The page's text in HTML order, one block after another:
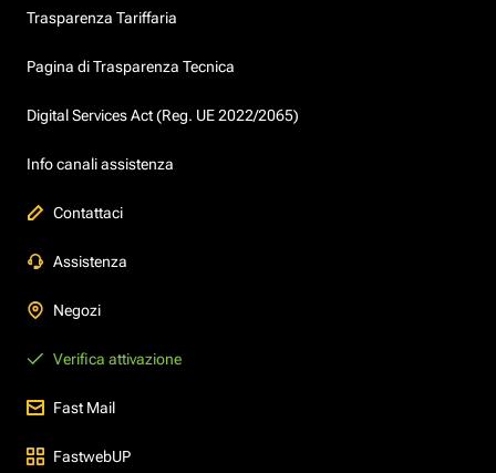
Trasparenza Tariffaria
Pagina di Trasparenza Tecnica
Digital Services Act (Reg. UE 2022/2065)
Info canali assistenza
Contattaci
Assistenza
Negozi
Verifica attivazione
Fast Mail
FastwebUP